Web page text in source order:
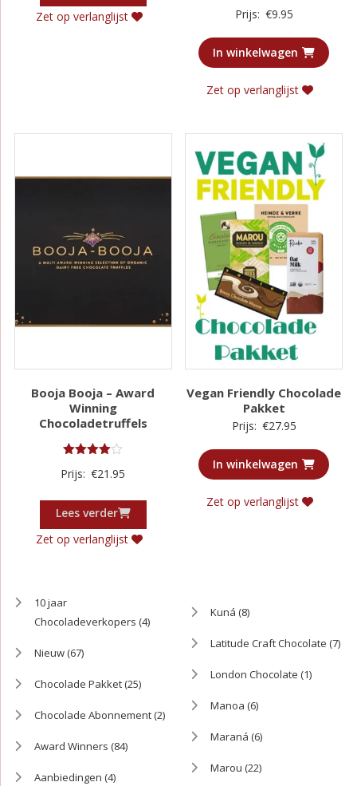
Zet op verlanglijst
5.00
Prijs: €9.95
In winkelwagen
Zet op verlanglijst
Booja Booja – Award
Winning
Chocoladetruffels
4.00
Prijs: €21.95
Lees verder
Zet op verlanglijst
Vegan Friendly Chocolade
Pakket
Prijs: €27.95
In winkelwagen
Zet op verlanglijst
10 jaar
Chocoladeverkopers (4)
Nieuw(67)
Chocolade Pakket(25)
Chocolade Abonnement(2)
Award Winners (84)
Aanbiedingen (4)
Kuná (8)
Latitude Craft Chocolate (7)
London Chocolate (1)
Manoa (6)
Maraná (6)
Marou (22)